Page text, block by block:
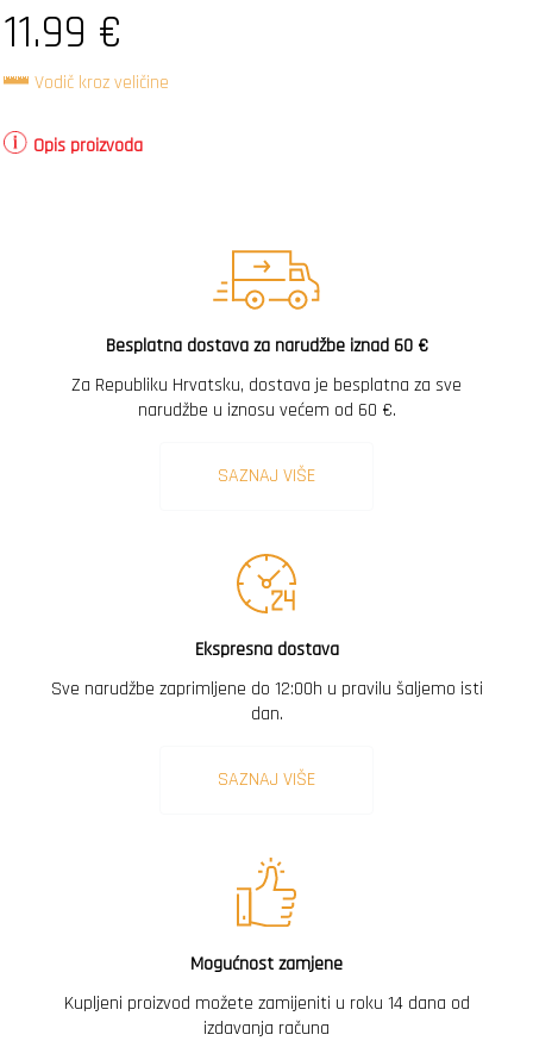
11.99 €
Vodič kroz veličine
Opis proizvoda
Besplatna dostava za narudžbe iznad 60 €
Za Republiku Hrvatsku, dostava je besplatna za sve
narudžbe u iznosu većem od 60 €.
SAZNAJ VIŠE
Ekspresna dostava
Sve narudžbe zaprimljene do 12:00h u pravilu šaljemo isti
dan.
SAZNAJ VIŠE
Mogućnost zamjene
Kupljeni proizvod možete zamijeniti u roku 14 dana od
izdavanja računa